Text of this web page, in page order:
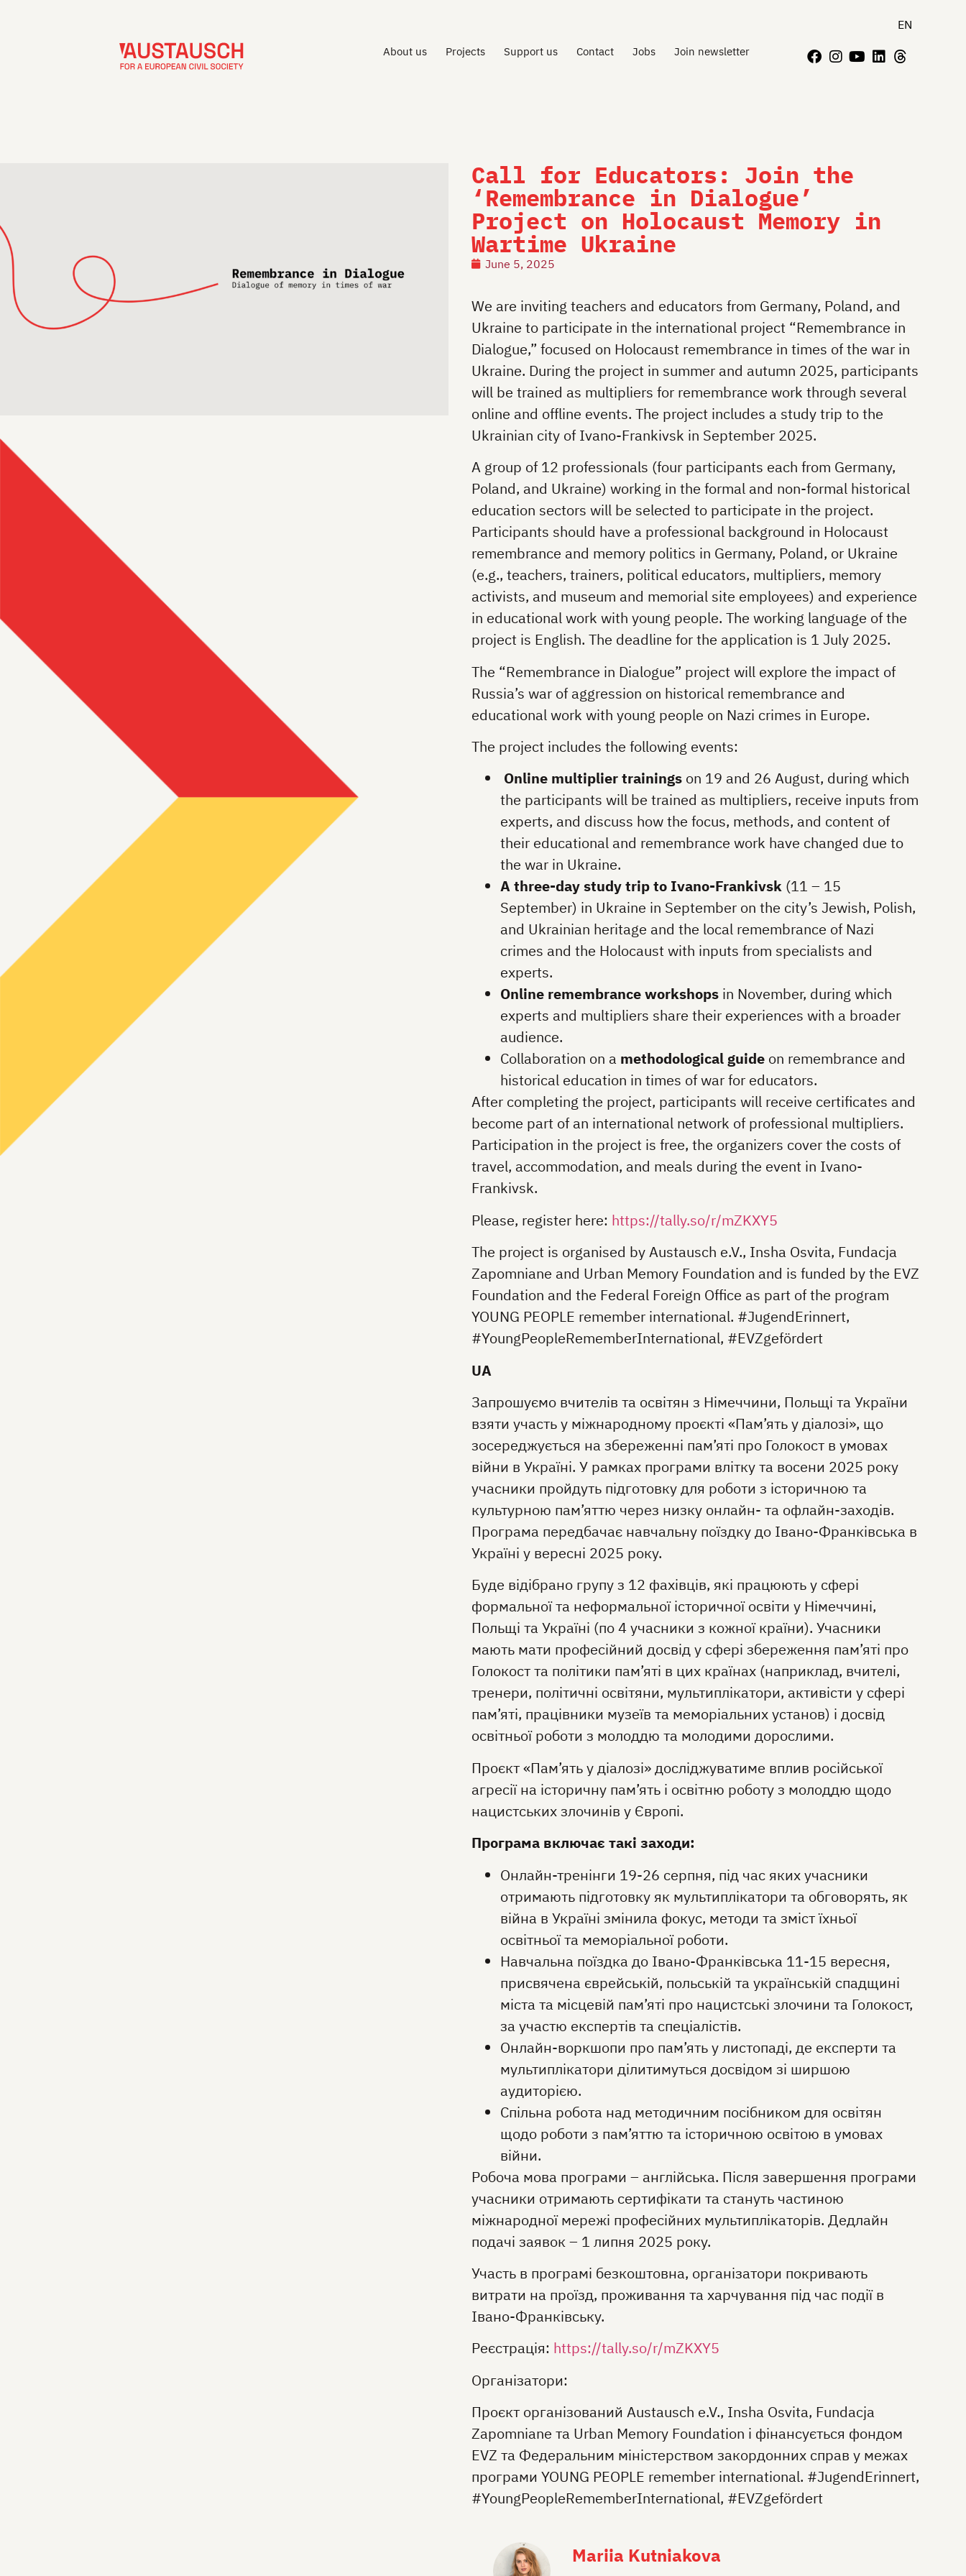
EN
About us Projects Support us Contact Jobs Join newsletter
Call for Educators: Join the
‘Remembrance in Dialogue’
Project on Holocaust Memory in
Wartime Ukraine
June 5, 2025
We are inviting teachers and educators from Germany, Poland, and
Ukraine to participate in the international project “Remembrance in
Dialogue,” focused on Holocaust remembrance in times of the war in
Ukraine. During the project in summer and autumn 2025, participants
will be trained as multipliers for remembrance work through several
online and offline events. The project includes a study trip to the
Ukrainian city of Ivano-Frankivsk in September 2025.
A group of 12 professionals (four participants each from Germany,
Poland, and Ukraine) working in the formal and non-formal historical
education sectors will be selected to participate in the project.
Participants should have a professional background in Holocaust
remembrance and memory politics in Germany, Poland, or Ukraine
(e.g., teachers, trainers, political educators, multipliers, memory
activists, and museum and memorial site employees) and experience
in educational work with young people. The working language of the
project is English. The deadline for the application is 1 July 2025.
The “Remembrance in Dialogue” project will explore the impact of
Russia’s war of aggression on historical remembrance and
educational work with young people on Nazi crimes in Europe.
The project includes the following events:
Online multiplier trainings on 19 and 26 August, during which
the participants will be trained as multipliers, receive inputs from
experts, and discuss how the focus, methods, and content of
their educational and remembrance work have changed due to
the war in Ukraine.
A three-day study trip to Ivano-Frankivsk (11 – 15
September) in Ukraine in September on the city’s Jewish, Polish,
and Ukrainian heritage and the local remembrance of Nazi
crimes and the Holocaust with inputs from specialists and
experts.
Online remembrance workshops in November, during which
experts and multipliers share their experiences with a broader
audience.
Collaboration on a methodological guide on remembrance and
historical education in times of war for educators.
After completing the project, participants will receive certificates and
become part of an international network of professional multipliers.
Participation in the project is free, the organizers cover the costs of
travel, accommodation, and meals during the event in Ivano-
Frankivsk.
Please, register here: https://tally.so/r/mZKXY5
The project is organised by Austausch e.V., Insha Osvita, Fundacja
Zapomniane and Urban Memory Foundation and is funded by the EVZ
Foundation and the Federal Foreign Office as part of the program
YOUNG PEOPLE remember international. #JugendErinnert,
#YoungPeopleRememberInternational, #EVZgefördert
UA
Запрошуємо вчителів та освітян з Німеччини, Польщі та України
взяти участь у міжнародному проєкті «Пам’ять у діалозі», що
зосереджується на збереженні пам’яті про Голокост в умовах
війни в Україні. У рамках програми влітку та восени 2025 року
учасники пройдуть підготовку для роботи з історичною та
культурною пам’яттю через низку онлайн- та офлайн-заходів.
Програма передбачає навчальну поїздку до Івано-Франківська в
Україні у вересні 2025 року.
Буде відібрано групу з 12 фахівців, які працюють у сфері
формальної та неформальної історичної освіти у Німеччині,
Польщі та Україні (по 4 учасники з кожної країни). Учасники
мають мати професійний досвід у сфері збереження пам’яті про
Голокост та політики пам’яті в цих країнах (наприклад, вчителі,
тренери, політичні освітяни, мультиплікатори, активісти у сфері
пам’яті, працівники музеїв та меморіальних установ) і досвід
освітньої роботи з молоддю та молодими дорослими.
Проєкт «Пам’ять у діалозі» досліджуватиме вплив російської
агресії на історичну пам’ять і освітню роботу з молоддю щодо
нацистських злочинів у Європі.
Програма включає такі заходи:
Онлайн-тренінги 19-26 серпня, під час яких учасники
отримають підготовку як мультиплікатори та обговорять, як
війна в Україні змінила фокус, методи та зміст їхньої
освітньої та меморіальної роботи.
Навчальна поїздка до Івано-Франківська 11-15 вересня,
присвячена єврейській, польській та українській спадщині
міста та місцевій пам’яті про нацистські злочини та Голокост,
за участю експертів та спеціалістів.
Онлайн-воркшопи про пам’ять у листопаді, де експерти та
мультиплікатори ділитимуться досвідом зі ширшою
аудиторією.
Спільна робота над методичним посібником для освітян
щодо роботи з пам’яттю та історичною освітою в умовах
війни.
Робоча мова програми – англійська. Після завершення програми
учасники отримають сертифікати та стануть частиною
міжнародної мережі професійних мультиплікаторів. Дедлайн
подачі заявок – 1 липня 2025 року.
Участь в програмі безкоштовна, організатори покривають
витрати на проїзд, проживання та харчування під час події в
Івано-Франківську.
Реєстрація: https://tally.so/r/mZKXY5
Організатори:
Проєкт організований Austausch e.V., Insha Osvita, Fundacja
Zapomniane та Urban Memory Foundation і фінансується фондом
EVZ та Федеральним міністерством закордонних справ у межах
програми YOUNG PEOPLE remember international. #JugendErinnert,
#YoungPeopleRememberInternational, #EVZgefördert
Mariia Kutniakova